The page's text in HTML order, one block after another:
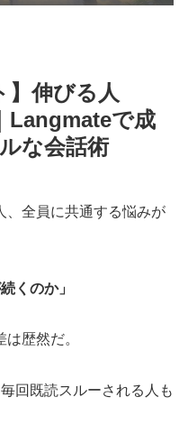
】伸びる人
Langmateで成
な会話術
、全員に共通する悩みが
くのか」
歴然だ。
回既読スルーされる人も